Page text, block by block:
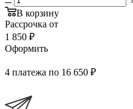
В корзину
Рассрочка от
1 850 ₽
Оформить
4 платежа по 16 650 ₽